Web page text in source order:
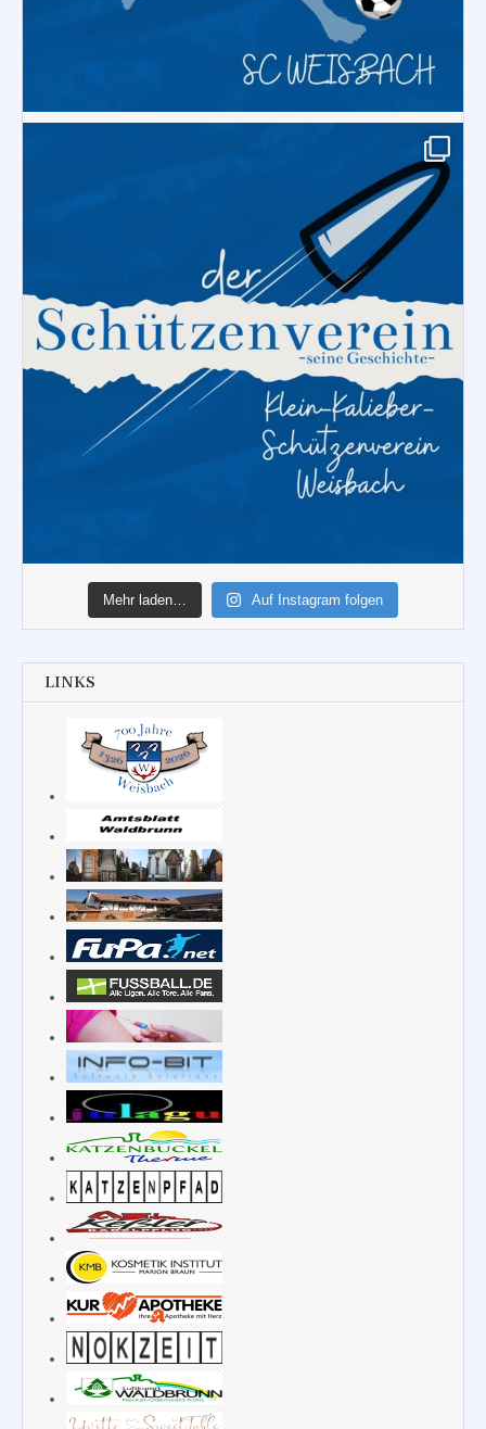
Mehr laden… Auf Instagram folgen
LINKS